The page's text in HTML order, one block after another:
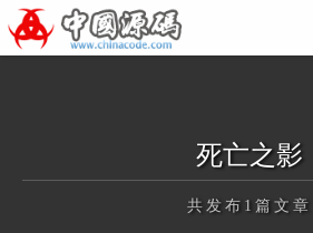
死亡之影
共发布1篇文章